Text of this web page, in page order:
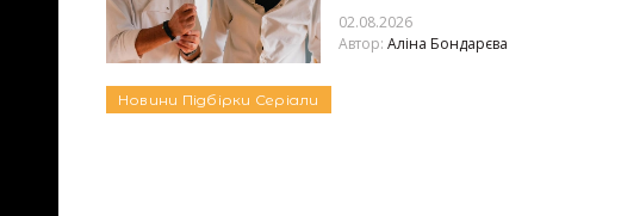
02.08.2026
Автор: Аліна Бондарєва
Новини Підбірки Серіали